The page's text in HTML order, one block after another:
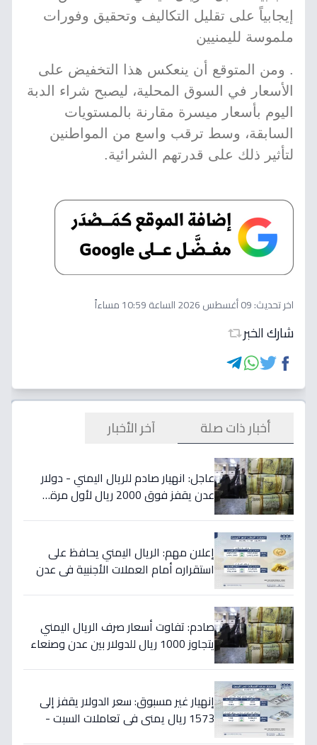
إيجابياً على تقليل التكاليف وتحقيق وفورات
ملموسة لليمنيين
. ومن المتوقع أن ينعكس هذا التخفيض على
الأسعار في السوق المحلية، ليصبح شراء الدبة
اليوم بأسعار ميسرة مقارنة بالمستويات
السابقة، وسط ترقب واسع من المواطنين
لتأثير ذلك على قدرتهم الشرائية.
اخر تحديث:09 أغسطس 2026 الساعة 10:59 مساءاً
شارك الخبر
أخبار ذات صلة آخر الأخبار
عاجل: انهيار صادم للريال اليمني - دولار
عدن يقفز فوق 2000 ريال لأول مرة…
إعلان مهم: الريال اليمني يحافظ على
استقراره أمام العملات الأجنبية في عدن
صادم: تفاوت أسعار صرف الريال اليمني
يتجاوز 1000 ريال للدولار بين عدن وصنعاء
إنهيار غير مسبوق: سعر الدولار يقفز إلى
1573 ريال يمني في تعاملات السبت -